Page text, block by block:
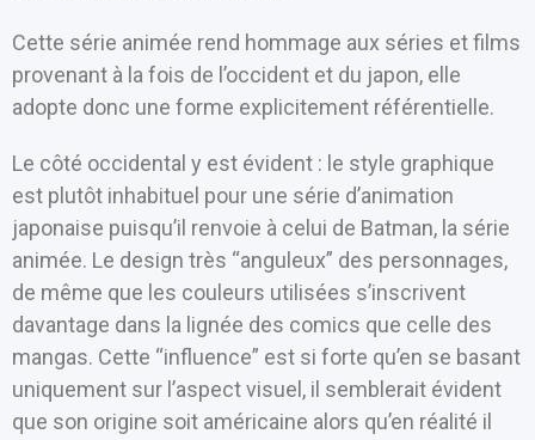
Cette série animée rend hommage aux séries et films
provenant à la fois de l’occident et du japon, elle
adopte donc une forme explicitement référentielle.
Le côté occidental y est évident : le style graphique
est plutôt inhabituel pour une série d’animation
japonaise puisqu’il renvoie à celui de Batman, la série
animée. Le design très “anguleux” des personnages,
de même que les couleurs utilisées s’inscrivent
davantage dans la lignée des comics que celle des
mangas. Cette “influence” est si forte qu’en se basant
uniquement sur l’aspect visuel, il semblerait évident
que son origine soit américaine alors qu’en réalité il